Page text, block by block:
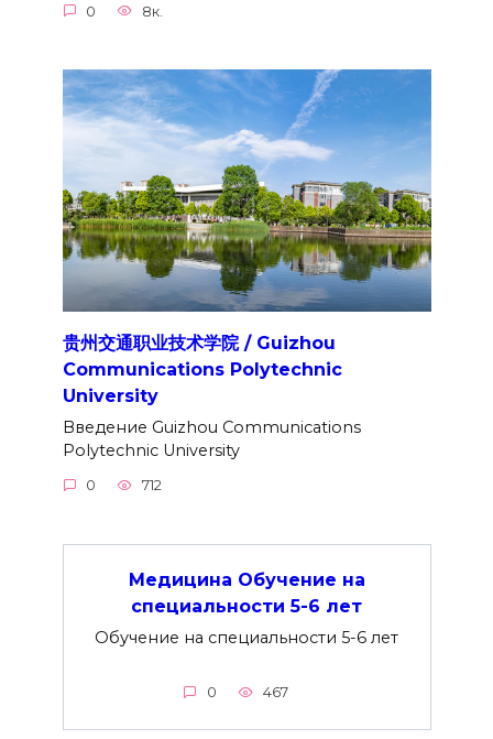
0 8к.
贵州交通职业技术学院 / Guizhou
Communications Polytechnic
University
Введение Guizhou Communications
Polytechnic University
0 712
Медицина Обучение на
специальности 5-6 лет
Обучение на специальности 5-6 лет
0 467